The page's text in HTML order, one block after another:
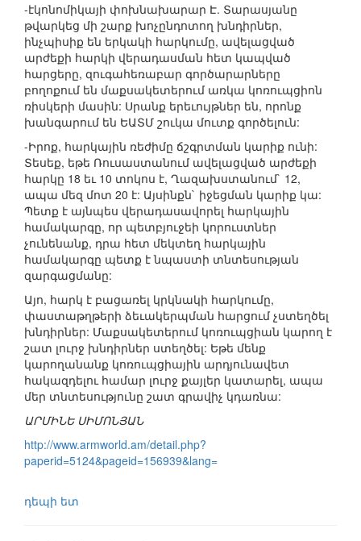
-էկոնոմիկայի փոխնախարար Է. Տարասյանը
թվարկեց մի շարք խոչընդոտող խնդիրներ,
ինչպիսիք են երկակի հարկումը, ավելացված
արժեքի հարկի վերադասման հետ կապված
հարցերը, զուգահեռաբար գործարարները
բողոքում են մաքսակետերում առկա կոռուպցիոն
ռիսկերի մասին: Սրանք երեւույթներ են, որոնք
խանգարում են ԵԱՏՄ շուկա մուտք գործելուն:
-Իրոք, հարկային ռեժիմը ճշգրտման կարիք ունի:
Տեսեք, եթե Ռուսաստանում ավելացված արժեքի
հարկը 18 եւ 10 տոկոս է, Ղազախստանում` 12,
ապա մեզ մոտ 20 է: Այսինքն` իջեցման կարիք կա:
Պետք է այնպես վերադասավորել հարկային
համակարգը, որ պետբյուջեի կորուստներ
չունենանք, դրա հետ մեկտեղ հարկային
համակարգը պետք է նպաստի տնտեսության
զարգացմանը:
Այո, հարկ է բացառել կրկնակի հարկումը,
փաստաթղթերի ձեւակերպման հարցում չստեղծել
խնդիրներ: Մաքսակետերում կոռուպցիան կարող է
շատ լուրջ խնդիրներ ստեղծել: Եթե մենք
կարողանանք կոռուպցիային արդյունավետ
հակազդելու համար լուրջ քայլեր կատարել, ապա
մեր տնտեսությունը շատ գրավիչ կդառնա:
ԱՐՄԻՆԵ ՍԻՄՈՆՅԱՆ
http://www.armworld.am/detail.php?
paperid=5124&pageid=156939&lang=
դեպի ետ